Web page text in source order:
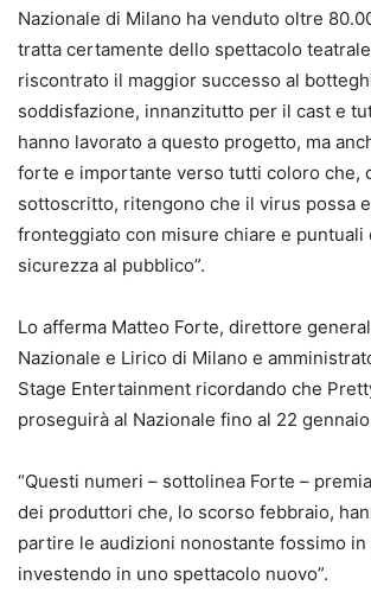
Nazionale di Milano ha venduto oltre
tratta certamente dello spettacolo
riscontrato il maggior successo al
soddisfazione, innanzitutto per il cast e
hanno lavorato a questo progetto, ma
forte e importante verso tutti coloro che,
sottoscritto, ritengono che il virus possa
fronteggiato con misure chiare e puntuali
sicurezza al pubblico”.
Lo afferma Matteo Forte, direttore
Nazionale e Lirico di Milano e
Stage Entertainment ricordando che
proseguirà al Nazionale fino al 22
“Questi numeri – sottolinea Forte –
dei produttori che, lo scorso febbraio,
partire le audizioni nonostante fossimo
investendo in uno spettacolo nuovo”.